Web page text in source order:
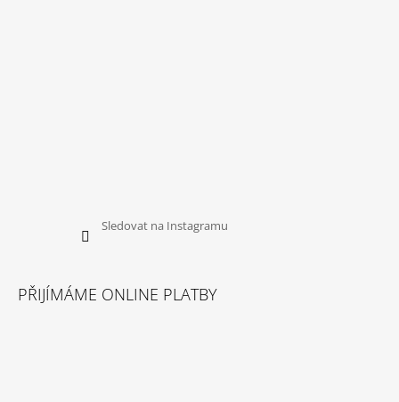
Sledovat na Instagramu
PŘIJÍMÁME ONLINE PLATBY